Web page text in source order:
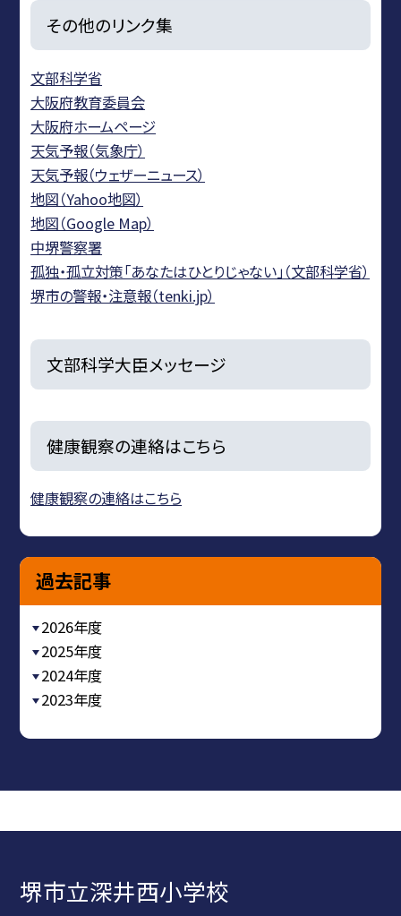
その他のリンク集
文部科学省
大阪府教育委員会
大阪府ホームページ
天気予報（気象庁）
天気予報（ウェザーニュース）
地図（Yahoo地図）
地図（Google Map）
中堺警察署
孤独・孤立対策「あなたはひとりじゃない」（文部科学省）
堺市の警報・注意報（tenki.jp）
文部科学大臣メッセージ
健康観察の連絡はこちら
健康観察の連絡はこちら
過去記事
2026年度
2025年度
2024年度
2023年度
堺市立深井西小学校